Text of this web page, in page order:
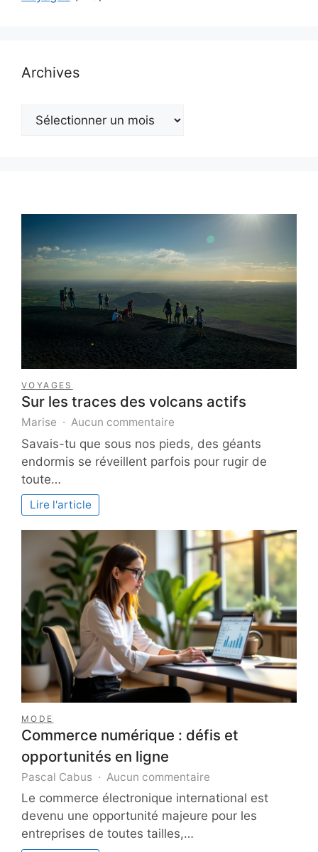
Archives
Archives
VOYAGES
Sur les traces des volcans actifs
Marise Aucun commentaire
Sur
les
traces
Savais-tu que sous nos pieds, des géants
endormis se réveillent parfois pour rugir de
toute…
Lire l'article
MODE
Commerce numérique : défis et
opportunités en ligne
Pascal Cabus Aucun commentaire
Commerce
numérique
Le commerce électronique international est
devenu une opportunité majeure pour les
entreprises de toutes tailles,…